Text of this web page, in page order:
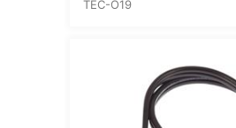
TEC-O19